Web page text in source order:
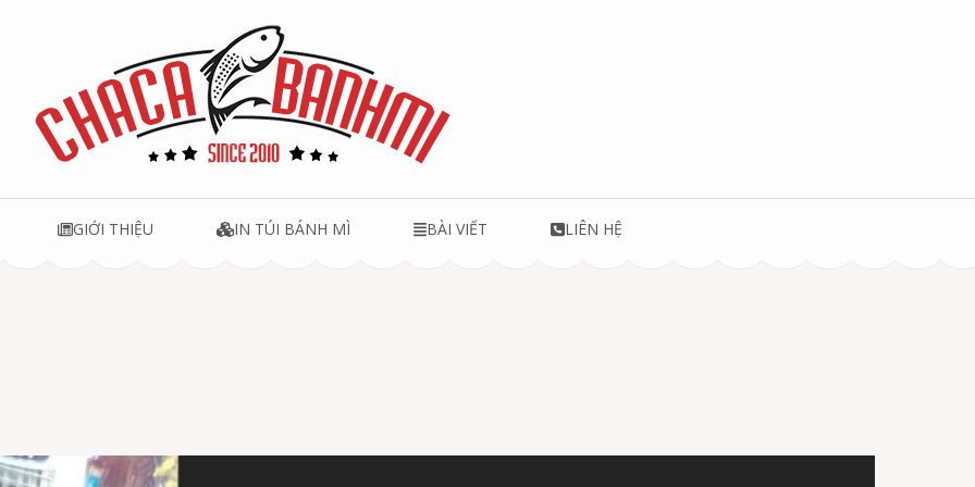
GIỚI THIỆU IN TÚI BÁNH MÌ BÀI VIẾT LIÊN HỆ